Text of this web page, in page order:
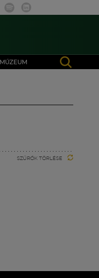
MÚZEUM
SZŰRŐK TÖRLÉSE